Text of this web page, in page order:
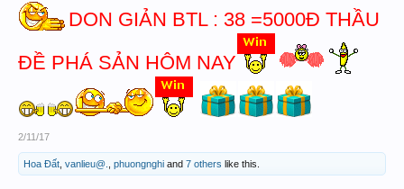
DON GIẢN BTL : 38 =5000Đ THẦU
ĐỀ PHÁ SẢN HÔM NAY
2/11/17
Hoa Đất vanlieu@. phuongnghi and 7 others like this.